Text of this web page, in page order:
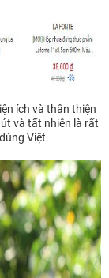
ích và thân thiện
và tất nhiên là rất
Việt.